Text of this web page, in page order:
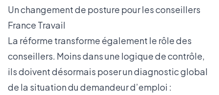
Un changement de posture pour les conseillers
France Travail
La réforme transforme également le rôle des
conseillers. Moins dans une logique de contrôle,
ils doivent désormais poser un diagnostic global
de la situation du demandeur d’emploi :